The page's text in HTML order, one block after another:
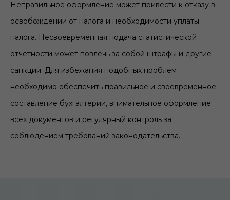
Неправильное оформление может привести к отказу в
освобождении от налога и необходимости уплаты
налога. Несвоевременная подача статистической
отчетности может повлечь за собой штрафы и другие
санкции. Для избежания подобных проблем
необходимо обеспечить правильное и своевременное
составление бухгалтерии, внимательное оформление
всех документов и регулярный контроль за
соблюдением требований законодательства.